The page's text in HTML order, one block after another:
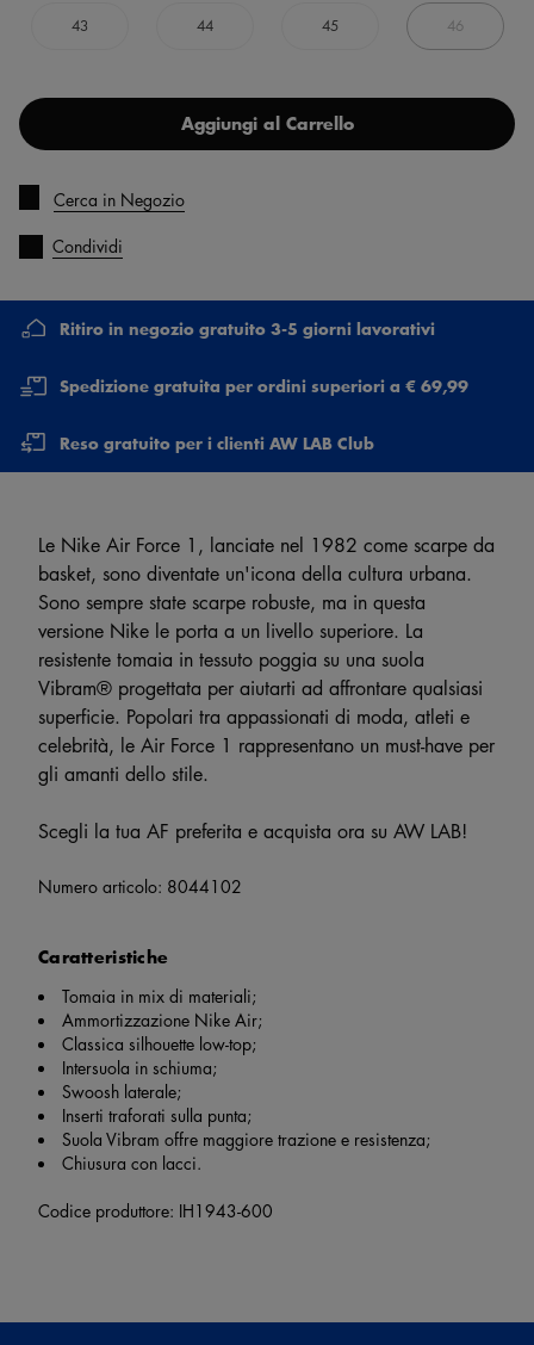
43 44 45 46
Aggiungi al Carrello
Cerca in Negozio
Condividi
Ritiro in negozio gratuito 3-5 giorni lavorativi
Spedizione gratuita per ordini superiori a € 69,99
Reso gratuito per i clienti AW LAB Club
Le Nike Air Force 1, lanciate nel 1982 come scarpe da
basket, sono diventate un'icona della cultura urbana.
Sono sempre state scarpe robuste, ma in questa
versione Nike le porta a un livello superiore. La
resistente tomaia in tessuto poggia su una suola
Vibram® progettata per aiutarti ad affrontare qualsiasi
superficie. Popolari tra appassionati di moda, atleti e
celebrità, le Air Force 1 rappresentano un must-have per
gli amanti dello stile.
Scegli la tua AF preferita e acquista ora su AW LAB!
Numero articolo: 8044102
Caratteristiche
Tomaia in mix di materiali;
Ammortizzazione Nike Air;
Classica silhouette low-top;
Intersuola in schiuma;
Swoosh laterale;
Inserti traforati sulla punta;
Suola Vibram offre maggiore trazione e resistenza;
Chiusura con lacci.
Codice produttore: IH1943-600